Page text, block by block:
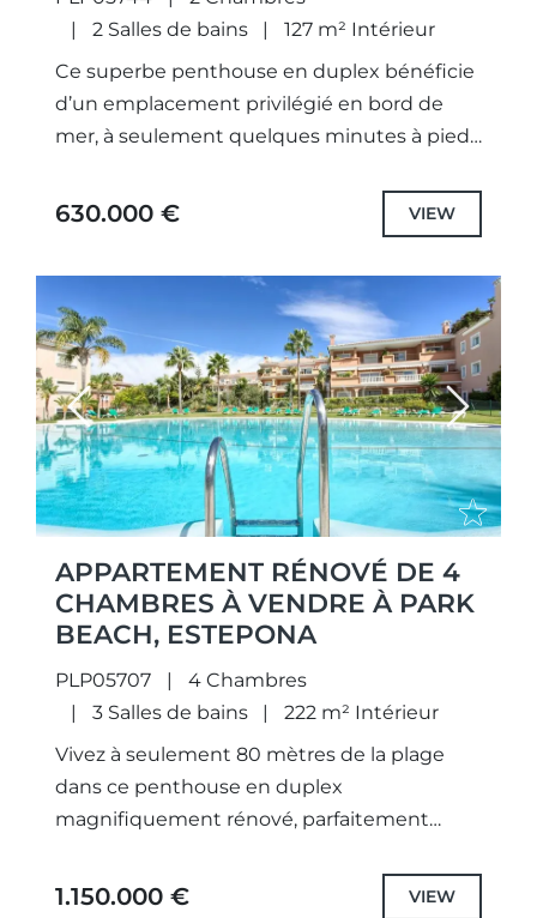
2 Salles de bains
127 m² Intérieur
Ce superbe penthouse en duplex bénéficie
d’un emplacement privilégié en bord de
mer, à seulement quelques minutes à pied
offrant de magnifiques vues...
630.000 € VIEW
Previous Next
APPARTEMENT RÉNOVÉ DE 4
CHAMBRES À VENDRE À PARK
BEACH, ESTEPONA
PLP05707
4 Chambres
3 Salles de bains
222 m² Intérieur
Vivez à seulement 80 mètres de la plage
dans ce penthouse en duplex
magnifiquement rénové, parfaitement
dans l'un des quartiers les plus prisés...
1.150.000 € VIEW